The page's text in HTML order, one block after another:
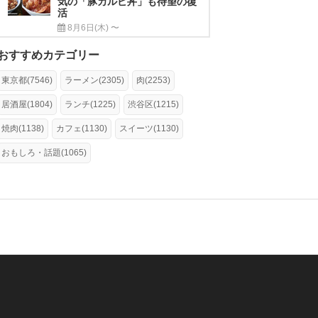
活
8月6日(木) 〜
すすめカテゴリー
東京都(7546) ラーメン(2305) 肉(2253)
居酒屋(1804) ランチ(1225) 渋谷区(1215)
焼肉(1138) カフェ(1130) スイーツ(1130)
おもしろ・話題(1065)